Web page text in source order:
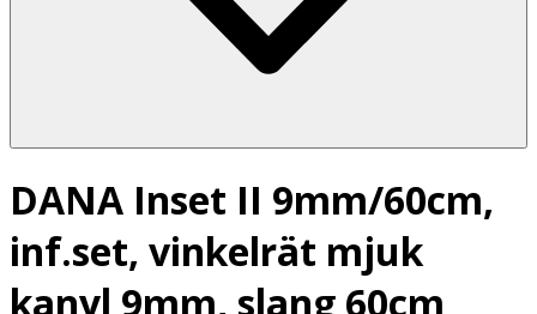
DANA Inset II 9mm/60cm,
inf.set, vinkelrät mjuk
kanyl 9mm, slang 60cm